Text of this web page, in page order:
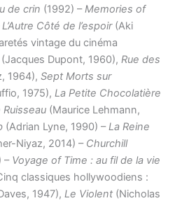
de crin (1992) –Memories of
L’Autre Côté de l’espoir(Aki
vintage du cinéma
(Jacques Dupont, 1960), Rue des
1964), Sept Morts sur
1975), La Petite Chocolatière
Ruisseau (Maurice Lehmann,
(Adrian Lyne, 1990) –La Reine
Niyaz, 2014) – Churchill
– Voyage of Time : au fil de la vie
classiques hollywoodiens :
1947), Le Violent (Nicholas